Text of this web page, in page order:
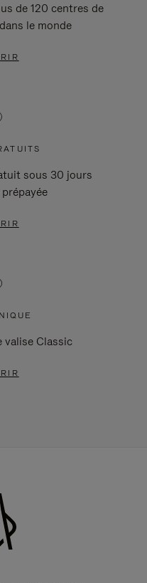
de 120 centres de
le monde
sous 30 jours
valise Classic